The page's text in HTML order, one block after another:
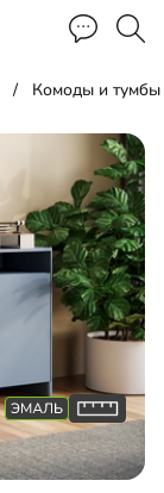
Комоды и тумбы